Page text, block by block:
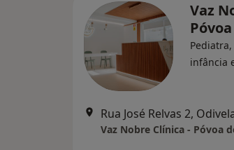
Vaz
infância
Rua José Relvas 2,
Vaz Nobre Clínica - Póvoa